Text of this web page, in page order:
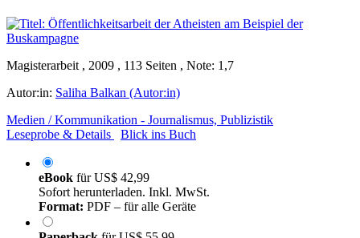
Magisterarbeit , 2009 , 113 Seiten , Note: 1,7
Autor:in: Saliha Balkan (Autor:in)
Medien / Kommunikation - Journalismus, Publizistik
Leseprobe & Details
Blick ins Buch
eBook fürUS$ 42,99
Sofort herunterladen. Inkl. MwSt.
Format: PDF – für alle Geräte